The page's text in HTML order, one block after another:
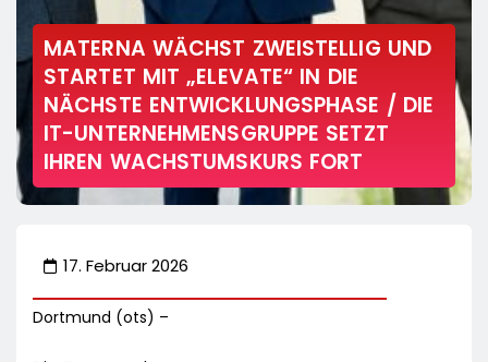
MATERNA WÄCHST ZWEISTELLIG UND
STARTET MIT „ELEVATE“ IN DIE
NÄCHSTE ENTWICKLUNGSPHASE / DIE
IT-UNTERNEHMENSGRUPPE SETZT
IHREN WACHSTUMSKURS FORT
17. Februar 2026
Dortmund (ots) –